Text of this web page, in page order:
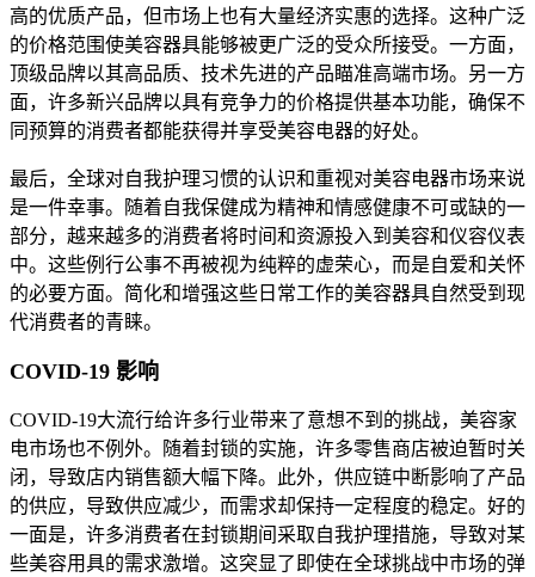
高的优质产品，但市场上也有大量经济实惠的选择。这种广泛
的价格范围使美容器具能够被更广泛的受众所接受。一方面，
顶级品牌以其高品质、技术先进的产品瞄准高端市场。另一方
面，许多新兴品牌以具有竞争力的价格提供基本功能，确保不
同预算的消费者都能获得并享受美容电器的好处。
最后，全球对自我护理习惯的认识和重视对美容电器市场来说
是一件幸事。随着自我保健成为精神和情感健康不可或缺的一
部分，越来越多的消费者将时间和资源投入到美容和仪容仪表
中。这些例行公事不再被视为纯粹的虚荣心，而是自爱和关怀
的必要方面。简化和增强这些日常工作的美容器具自然受到现
代消费者的青睐。
COVID-19 影响
COVID-19大流行给许多行业带来了意想不到的挑战，美容家
电市场也不例外。随着封锁的实施，许多零售商店被迫暂时关
闭，导致店内销售额大幅下降。此外，供应链中断影响了产品
的供应，导致供应减少，而需求却保持一定程度的稳定。好的
一面是，许多消费者在封锁期间采取自我护理措施，导致对某
些美容用具的需求激增。这突显了即使在全球挑战中市场的弹